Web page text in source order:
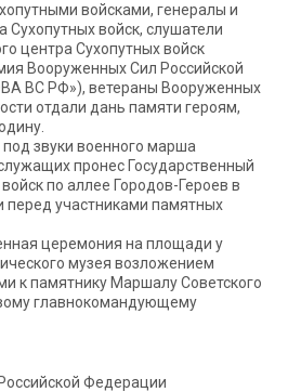
войсками, генералы и
войск, слушатели
центра Сухопутных войск
Вооруженных Сил Российской
ВС РФ»), ветераны Вооруженных
отдали дань памяти героям,
звуки военного марша
пронес Государственный
по аллее Городов-Героев в
перед участниками памятных
церемония на площади у
музея возложением
к памятнику Маршалу Советского
главнокомандующему
Федерации